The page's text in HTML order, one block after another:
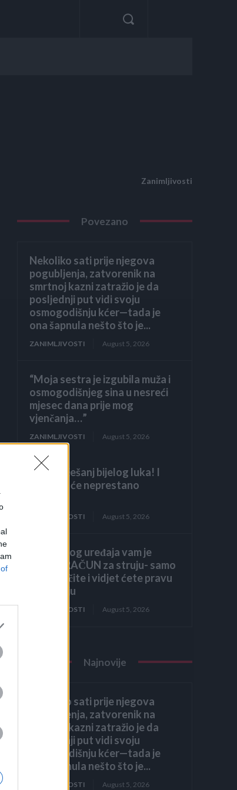
Zanimljivosti
Povezano
Nekoliko sati prije njegova
pogubljenja, zatvorenik na
smrtnoj kazni zatražio je da
posljednji put vidi svoju
osmogodišnju kćer—tada je
ona šapnula nešto što je...
ZANIMLJIVOSTI August 5, 2026
“Moja sestra je izgubila muža i
osmogodišnjeg sina u nesreći
mjesec dana prije mog
vjenčanja…”
ZANIMLJIVOSTI August 5, 2026
Samo 1 češanj bijelog luka! I
orhideja će neprestano
ZANIMLJIVOSTI August 5, 2026
Zbog ovog uređaja vam je
VISOK RAČUN za struju- samo
ga isključite i vidjet ćete pravu
potrošnju
ZANIMLJIVOSTI August 5, 2026
Najnovije
Nekoliko sati prije njegova
pogubljenja, zatvorenik na
smrtnoj kazni zatražio je da
posljednji put vidi svoju
osmogodišnju kćer—tada je
ona šapnula nešto što je...
ZANIMLJIVOSTI August 5, 2026